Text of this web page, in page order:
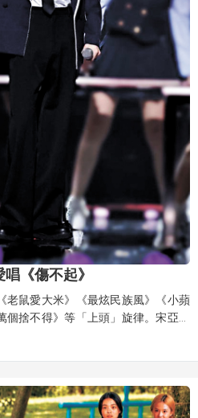
《傷不起》
老鼠愛大米》《最炫民族風》《小蘋
捨不得》等「上頭」旋律。宋亞軒
一首《傷不起》。